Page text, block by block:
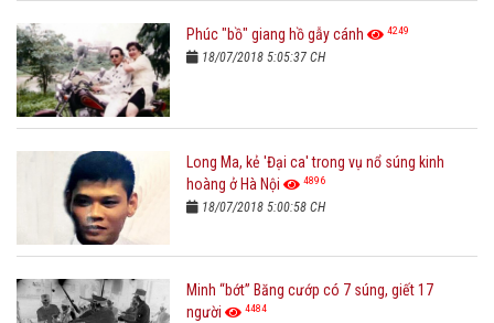
Phúc "bồ" giang hồ gẫy cánh 4249
18/07/2018 5:05:37 CH
Long Ma, kẻ 'Đại ca' trong vụ nổ súng kinh
hoàng ở Hà Nội
4896
18/07/2018 5:00:58 CH
Minh “bớt” Băng cướp có 7 súng, giết 17
người
4484